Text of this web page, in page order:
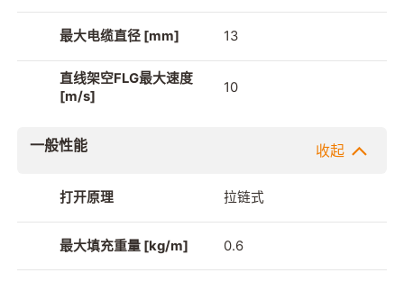
最大电缆直径 [mm] 13
直线架空FLG最大速度
[m/s]
10
一般性能 收起
打开原理 拉链式
最大填充重量 [kg/m] 0.6